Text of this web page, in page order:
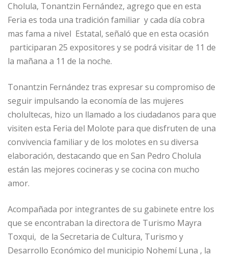
Cholula, Tonantzin Fernández, agrego que en esta
Feria es toda una tradición familiar y cada día cobra
mas fama a nivel Estatal, señaló que en esta ocasión
participaran 25 expositores y se podrá visitar de 11 de
la mañana a 11 de la noche.
Tonantzin Fernández tras expresar su compromiso de
seguir impulsando la economía de las mujeres
cholultecas, hizo un llamado a los ciudadanos para que
visiten esta Feria del Molote para que disfruten de una
convivencia familiar y de los molotes en su diversa
elaboración, destacando que en San Pedro Cholula
están las mejores cocineras y se cocina con mucho
amor.
Acompañada por integrantes de su gabinete entre los
que se encontraban la directora de Turismo Mayra
Toxqui, de la Secretaria de Cultura, Turismo y
Desarrollo Económico del municipio Nohemí Luna , la